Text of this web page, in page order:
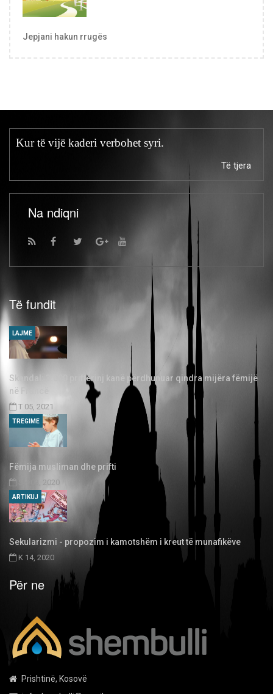
Jepjani hakun rrugës
Kur të vijë kaderi verbohet syri.
Të tjera
Na ndiqni
Të fundit
Skandal: 3.000 priftërinj kanë përdhunuar qindra mijëra fëmijë
në Francë
T 05, 2021
LAJME
Fëmija musliman dhe prifti
SH 03, 2020
TREGIME
Sekularizmi - propozim i kamotshëm i kreut të munafikëve
K 14, 2020
ARTIKUJ
Për ne
Prishtinë, Kosovë